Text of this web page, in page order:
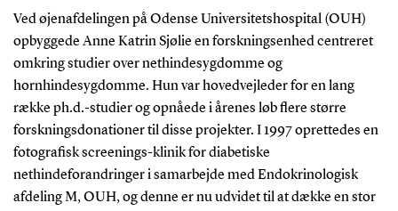
Ved øjenafdelingen på Odense Universitetshospital (OUH)
opbyggede Anne Katrin Sjølie en forskningsenhed centreret
omkring studier over nethindesygdomme og
hornhindesygdomme. Hun var hovedvejleder for en lang
række ph.d.-studier og opnåede i årenes løb flere større
forskningsdonationer til disse projekter. I 1997 oprettedes en
fotografisk screenings-klinik for diabetiske
nethindeforandringer i samarbejde med Endokrinologisk
afdeling M, OUH, og denne er nu udvidet til at dække en stor